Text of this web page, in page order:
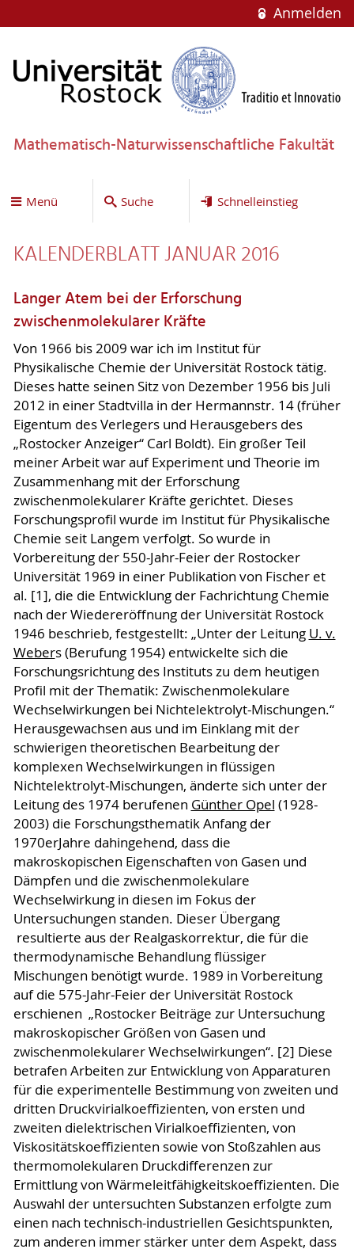
Anmelden
Mathematisch-Naturwissenschaftliche Fakultät
Menü Suche Schnelleinstieg
KALENDERBLATT JANUAR 2016
Langer Atem bei der Erforschung
zwischenmolekularer Kräfte
Von 1966 bis 2009 war ich im Institut für
Physikalische Chemie der Universität Rostock tätig.
Dieses hatte seinen Sitz von Dezember 1956 bis Juli
2012 in einer Stadtvilla in der Hermannstr. 14 (früher
Eigentum des Verlegers und Herausgebers des
„Rostocker Anzeiger“ Carl Boldt). Ein großer Teil
meiner Arbeit war auf Experiment und Theorie im
Zusammenhang mit der Erforschung
zwischenmolekularer Kräfte gerichtet. Dieses
Forschungsprofil wurde im Institut für Physikalische
Chemie seit Langem verfolgt. So wurde in
Vorbereitung der 550-Jahr-Feier der Rostocker
Universität 1969 in einer Publikation von Fischer et
al. [1], die die Entwicklung der Fachrichtung Chemie
nach der Wiedereröffnung der Universität Rostock
1946 beschrieb, festgestellt: „Unter der Leitung U. v.
Webers (Berufung 1954) entwickelte sich die
Forschungsrichtung des Instituts zu dem heutigen
Profil mit der Thematik: Zwischenmolekulare
Wechselwirkungen bei Nichtelektrolyt-Mischungen.“
Herausgewachsen aus und im Einklang mit der
schwierigen theoretischen Bearbeitung der
komplexen Wechselwirkungen in flüssigen
Nichtelektrolyt-Mischungen, änderte sich unter der
Leitung des 1974 berufenen Günther Opel (1928-
2003) die Forschungsthematik Anfang der
1970erJahre dahingehend, dass die
makroskopischen Eigenschaften von Gasen und
Dämpfen und die zwischenmolekulare
Wechselwirkung in diesen im Fokus der
Untersuchungen standen. Dieser Übergang
resultierte aus der Realgaskorrektur, die für die
thermodynamische Behandlung flüssiger
Mischungen benötigt wurde. 1989 in Vorbereitung
auf die 575-Jahr-Feier der Universität Rostock
erschienen „Rostocker Beiträge zur Untersuchung
makroskopischer Größen von Gasen und
zwischenmolekularer Wechselwirkungen“. [2] Diese
betrafen Arbeiten zur Entwicklung von Apparaturen
für die experimentelle Bestimmung von zweiten und
dritten Druckvirialkoeffizienten, von ersten und
zweiten dielektrischen Virialkoeffizienten, von
Viskositätskoeffizienten sowie von Stoßzahlen aus
thermomolekularen Druckdifferenzen zur
Ermittlung von Wärmeleitfähigkeitskoeffizienten. Die
Auswahl der untersuchten Substanzen erfolgte zum
einen nach technisch-industriellen Gesichtspunkten,
zum anderen immer stärker unter dem Aspekt, dass